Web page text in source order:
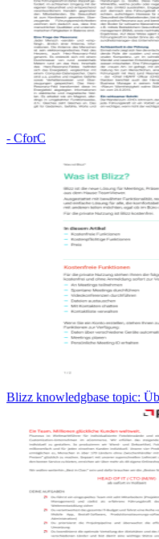
- CforC
Blizz knowledgbase topic: